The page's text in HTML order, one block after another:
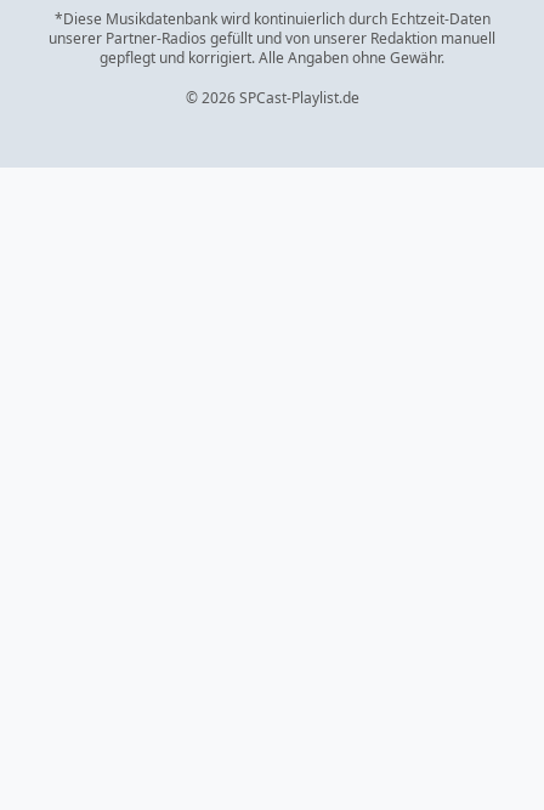
*Diese Musikdatenbank wird kontinuierlich durch Echtzeit-Daten
unserer Partner-Radios gefüllt und von unserer Redaktion manuell
gepflegt und korrigiert. Alle Angaben ohne Gewähr.
© 2026 SPCast-Playlist.de